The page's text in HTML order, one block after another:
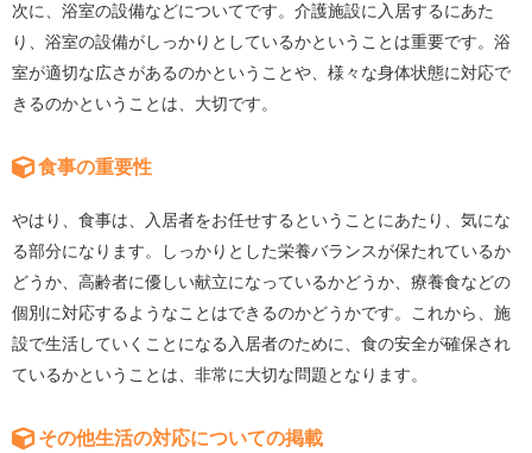
次に、浴室の設備などについてです。介護施設に入居するにあた
り、浴室の設備がしっかりとしているかということは重要です。浴
室が適切な広さがあるのかということや、様々な身体状態に対応で
きるのかということは、大切です。
食事の重要性
やはり、食事は、入居者をお任せするということにあたり、気にな
る部分になります。しっかりとした栄養バランスが保たれているか
どうか、高齢者に優しい献立になっているかどうか、療養食などの
個別に対応するようなことはできるのかどうかです。これから、施
設で生活していくことになる入居者のために、食の安全が確保され
ているかということは、非常に大切な問題となります。
その他生活の対応についての掲載